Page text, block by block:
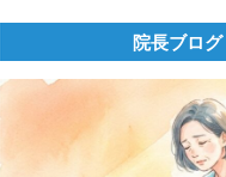
院長ブログ